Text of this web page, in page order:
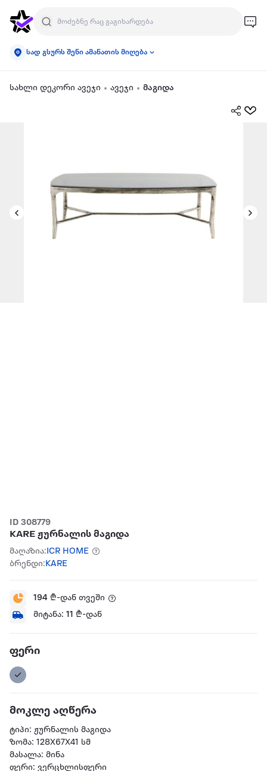
სად გსურს შენი ამანათის მიღება
სახლი დეკორი ავეჯი ავეჯი მაგიდა
ID 308779
KARE ჟურნალის მაგიდა
მაღაზია: ICR HOME
ბრენდი: KARE
194 ₾-დან თვეში
მიტანა: 11 ₾-დან
ფერი
მოკლე აღწერა
ტიპი: ჟურნალის მაგიდა
ზომა: 128X67X41 სმ
მასალა: მინა
ფერი: ვერცხლისფერი